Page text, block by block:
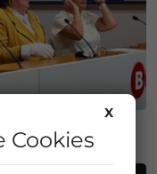
y
Bilbao
X
Cookies